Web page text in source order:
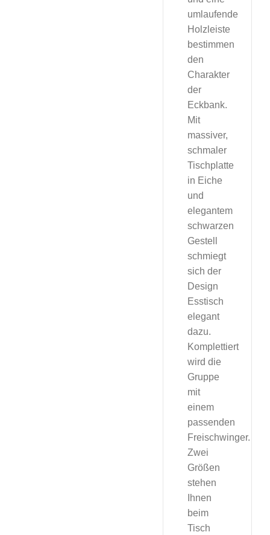
umlaufende
Holzleiste
bestimmen
den
Charakter
der
Eckbank.
Mit
massiver,
schmaler
Tischplatte
in Eiche
und
elegantem
schwarzen
Gestell
schmiegt
sich der
Design
Esstisch
elegant
dazu.
Komplettiert
wird die
Gruppe
mit
einem
passenden
Freischwinger.
Zwei
Größen
stehen
Ihnen
beim
Tisch